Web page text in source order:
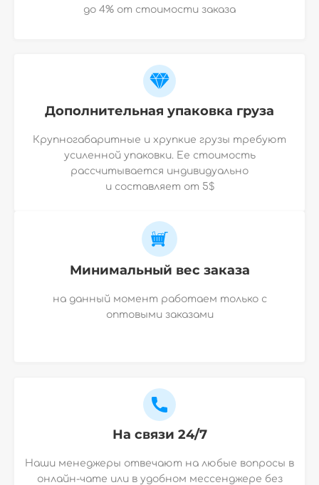
до 4% от стоимости заказа
Дополнительная упаковка груза
Крупногабаритные и хрупкие грузы требуют
усиленной упаковки. Ее стоимость
рассчитывается индивидуально
и составляет от 5$
Минимальный вес заказа
на данный момент работаем только с
оптовыми заказами
На связи 24/7
Наши менеджеры отвечают на любые вопросы в
онлайн-чате или в удобном мессенджере без